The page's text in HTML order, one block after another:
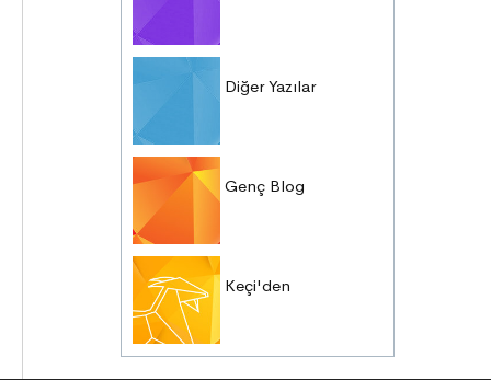
Diğer Yazılar
Genç Blog
Keçi'den